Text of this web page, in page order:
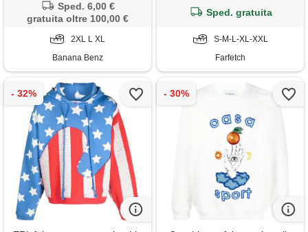
Sped. 6,00 €
gratuita oltre 100,00 €
2XL L XL
Banana Benz
Sped. gratuita
S-M-L-XL-XXL
Farfetch